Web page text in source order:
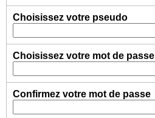
Choisissez votre pseudo
Choisissez votre mot de passe
Confirmez votre mot de passe